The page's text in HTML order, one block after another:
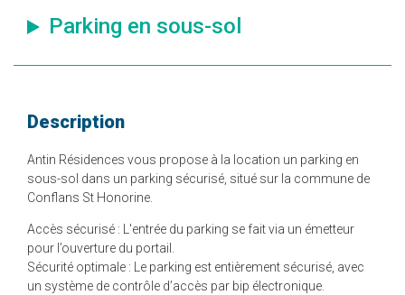
Parking en sous-sol
Description
Antin Résidences vous propose à la location un parking en
sous-sol dans un parking sécurisé, situé sur la commune de
Conflans St Honorine.
Accès sécurisé : L'entrée du parking se fait via un émetteur
pour l’ouverture du portail.
Sécurité optimale : Le parking est entièrement sécurisé, avec
un système de contrôle d’accès par bip électronique.